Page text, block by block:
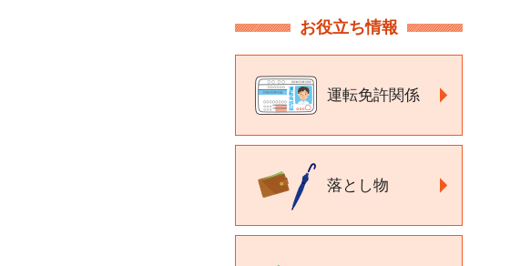
お役立ち情報
運転免許関係
落とし物